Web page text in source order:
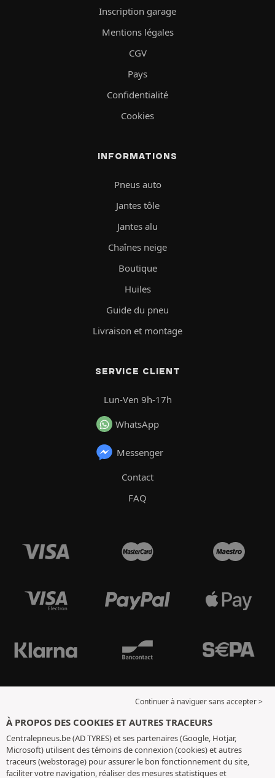
Inscription garage
Mentions légales
CGV
Pays
Confidentialité
Cookies
INFORMATIONS
Pneus auto
Jantes tôle
Jantes alu
Chaînes neige
Boutique
Huiles
Guide du pneu
Livraison et montage
SERVICE CLIENT
Lun-Ven 9h-17h
WhatsApp
Messenger
Contact
FAQ
Continuer à naviguer sans accepter >
À PROPOS DES COOKIES ET AUTRES TRACEURS
Centralepneus.be (AD TYRES) et ses partenaires (Google, Hotjar,
Microsoft) utilisent des témoins de connexion (cookies) et autres
traceurs (webstorage) pour assurer le bon fonctionnement du site,
faciliter votre navigation, réaliser des mesures statistiques et